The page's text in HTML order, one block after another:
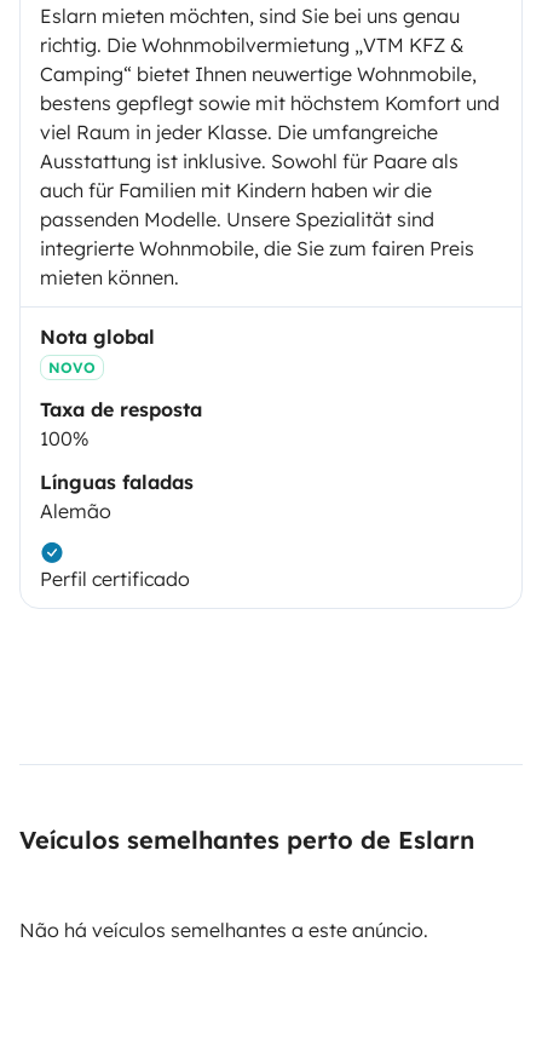
Eslarn mieten möchten, sind Sie bei uns genau
richtig. Die Wohnmobilvermietung „VTM KFZ &
Camping“ bietet Ihnen neuwertige Wohnmobile,
bestens gepflegt sowie mit höchstem Komfort und
viel Raum in jeder Klasse. Die umfangreiche
Ausstattung ist inklusive. Sowohl für Paare als
auch für Familien mit Kindern haben wir die
passenden Modelle. Unsere Spezialität sind
integrierte Wohnmobile, die Sie zum fairen Preis
mieten können.
Nota global
NOVO
Taxa de resposta
100%
Línguas faladas
Alemão
Perfil certificado
Veículos semelhantes perto de Eslarn
Não há veículos semelhantes a este anúncio.